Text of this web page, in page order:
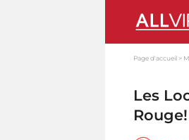
Page d'accueil
Les
Rouge!